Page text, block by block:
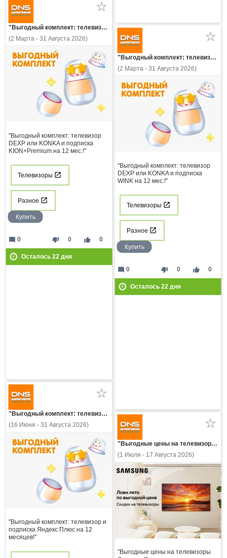
"Выгодный комплект: телевизор DEXP или KONKA и подписка KION+Premium на 12 мес.!"
(2 Марта - 31 Августа 2026)
"Выгодный комплект: телевизор
DEXP или KONKA и подписка
KION+Premium на 12 мес.!"
Телевизоры
Разное
Купить
thumb_down 0 thumb_up 0
mode_comment 0
Осталось 22 дня
"Выгодный комплект: телевизор DEXP или KONKA и подписка WINK на 12 мес.!"
(2 Марта - 31 Августа 2026)
"Выгодный комплект: телевизор
DEXP или KONKA и подписка
WINK на 12 мес.!"
Телевизоры
Разное
Купить
thumb_down 0 thumb_up 0
mode_comment 0
Осталось 22 дня
"Выгодный комплект: телевизор и подписка Яндекс Плюс на 12 месяцев!"
(16 Июня - 31 Августа 2026)
"Выгодный комплект: телевизор и
подписка Яндекс Плюс на 12
месяцев!"
"Выгодные цены на телевизоры Samsung!"
(1 Июля - 17 Августа 2026)
"Выгодные цены на телевизоры